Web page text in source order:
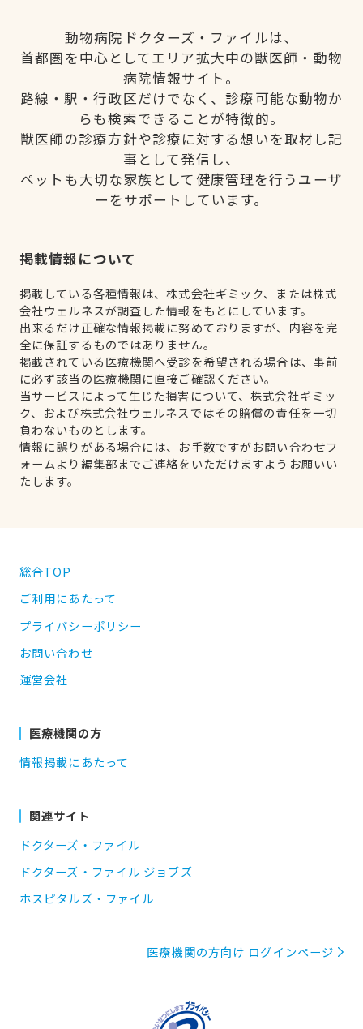
動物病院ドクターズ・ファイルは、
首都圏を中心としてエリア拡大中の獣医師・動物
病院情報サイト。
路線・駅・行政区だけでなく、診療可能な動物か
らも検索できることが特徴的。
獣医師の診療方針や診療に対する想いを取材し記
事として発信し、
ペットも大切な家族として健康管理を行うユーザ
ーをサポートしています。
掲載情報について
掲載している各種情報は、株式会社ギミック、または株式
会社ウェルネスが調査した情報をもとにしています。
出来るだけ正確な情報掲載に努めておりますが、内容を完
全に保証するものではありません。
掲載されている医療機関へ受診を希望される場合は、事前
に必ず該当の医療機関に直接ご確認ください。
当サービスによって生じた損害について、株式会社ギミッ
ク、および株式会社ウェルネスではその賠償の責任を一切
負わないものとします。
情報に誤りがある場合には、お手数ですがお問い合わせフ
ォームより編集部までご連絡をいただけますようお願いい
たします。
総合TOP
ご利用にあたって
プライバシーポリシー
お問い合わせ
運営会社
医療機関の方
情報掲載にあたって
関連サイト
ドクターズ・ファイル
ドクターズ・ファイル ジョブズ
ホスピタルズ・ファイル
医療機関の方向け ログインページ